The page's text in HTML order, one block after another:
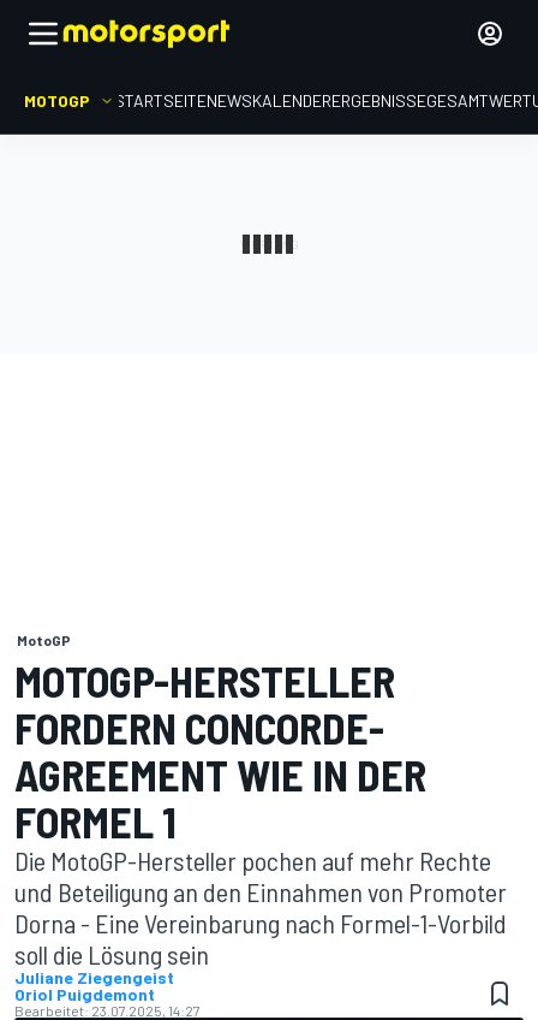
MOTOGP STARTSEITENEWSKALENDERERGEBNISSE
MotoGP
MOTOGP-HERSTELLER
FORDERN CONCORDE-
AGREEMENT WIE IN DER
FORMEL 1
Die MotoGP-Hersteller pochen auf mehr Rechte
und Beteiligung an den Einnahmen von Promoter
Dorna - Eine Vereinbarung nach Formel-1-Vorbild
soll die Lösung sein
Juliane Ziegengeist
Oriol Puigdemont
Bearbeitet: 23.07.2025, 14:27